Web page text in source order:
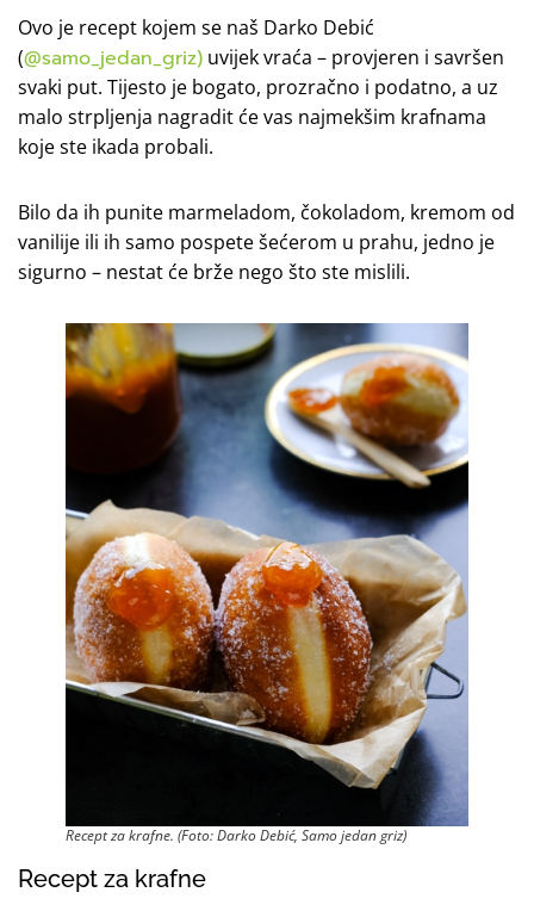
Ovo je recept kojem se naš Darko Debić
(@samo_jedan_griz) uvijek vraća – provjeren i savršen
svaki put. Tijesto je bogato, prozračno i podatno, a uz
malo strpljenja nagradit će vas najmekšim krafnama
koje ste ikada probali.
Bilo da ih punite marmeladom, čokoladom, kremom od
vanilije ili ih samo pospete šećerom u prahu, jedno je
sigurno – nestat će brže nego što ste mislili.
Recept za krafne. (Foto: Darko Debić, Samo jedan griz)
Recept za krafne